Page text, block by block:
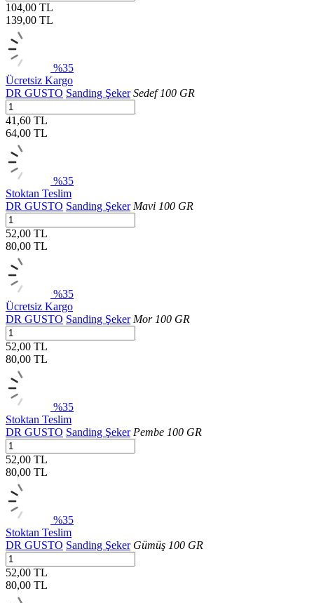
104,00 TL
139,00 TL
%35
Ücretsiz Kargo
DR GUSTO Sanding Şeker Sedef 100 GR
41,60 TL
64,00 TL
%35
Stoktan Teslim
DR GUSTO Sanding Şeker Mavi 100 GR
52,00 TL
80,00 TL
%35
Ücretsiz Kargo
DR GUSTO Sanding Şeker Mor 100 GR
52,00 TL
80,00 TL
%35
Stoktan Teslim
DR GUSTO Sanding Şeker Pembe 100 GR
52,00 TL
80,00 TL
%35
Stoktan Teslim
DR GUSTO Sanding Şeker Gümüş 100 GR
52,00 TL
80,00 TL